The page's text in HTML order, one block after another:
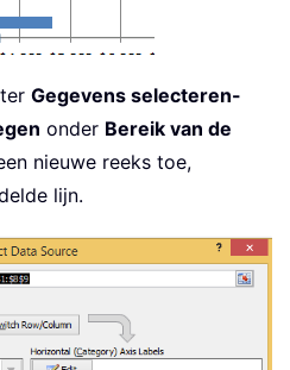
Gegevens selecteren-
onder Bereik van de
nieuwe reeks toe,
lijn.